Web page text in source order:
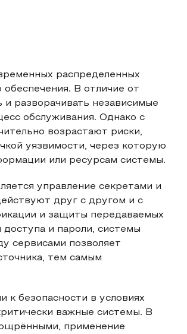
распределенных
В отличие от
разворачивать независимые
обслуживания. Однако с
возрастают риски,
уязвимости, через которую
или ресурсам системы.
управление секретами и
друг с другом и с
и защиты передаваемых
доступа и пароли, системы
сервисами позволяет
тем самым
к безопасности в условиях
важные системы. В
применение